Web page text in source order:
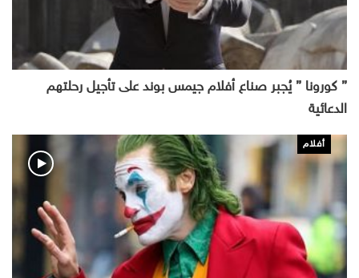
” كورونا ” يُجبر صناع أفلام جيمس بوند على تأجيل رحلتهم
الدعائية
أفلام